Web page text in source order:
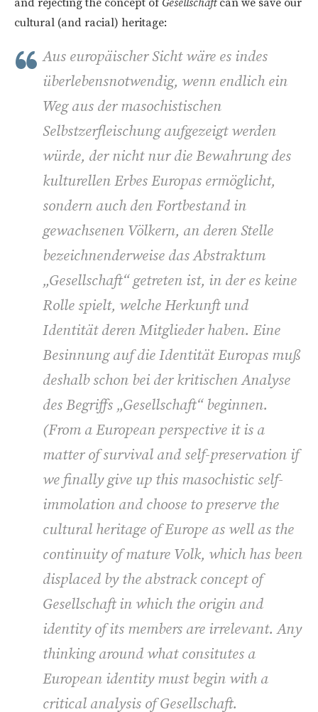
cultural (and racial) heritage:
Aus europäischer Sicht wäre es indes
überlebensnotwendig, wenn endlich ein
Weg aus der masochistischen
Selbstzerfleischung aufgezeigt werden
würde, der nicht nur die Bewahrung des
kulturellen Erbes Europas ermöglicht,
sondern auch den Fortbestand in
gewachsenen Völkern, an deren Stelle
bezeichnenderweise das Abstraktum
„Gesellschaft“ getreten ist, in der es keine
Rolle spielt, welche Herkunft und
Identität deren Mitglieder haben. Eine
Besinnung auf die Identität Europas muß
deshalb schon bei der kritischen Analyse
des Begriffs „Gesellschaft“ beginnen.
(From a European perspective it is a
matter of survival and self-preservation if
we finally give up this masochistic self-
immolation and choose to preserve the
cultural heritage of Europe as well as the
continuity of mature Volk, which has been
displaced by the abstrack concept of
Gesellschaft in which the origin and
identity of its members are irrelevant. Any
thinking around what consitutes a
European identity must begin with a
critical analysis ofGesellschaft.